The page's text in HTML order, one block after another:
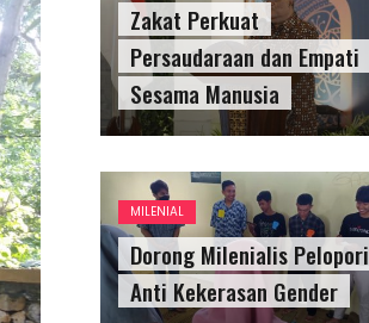
Zakat Perkuat
Persaudaraan dan Empati
Sesama Manusia
MILENIAL
Dorong Milenialis Pelopori
Anti Kekerasan Gender